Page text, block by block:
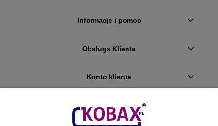
Informacje i pomoc
Obsługa Klienta
Konto klienta
Płatności i dostawa